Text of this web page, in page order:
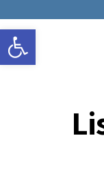
פתח